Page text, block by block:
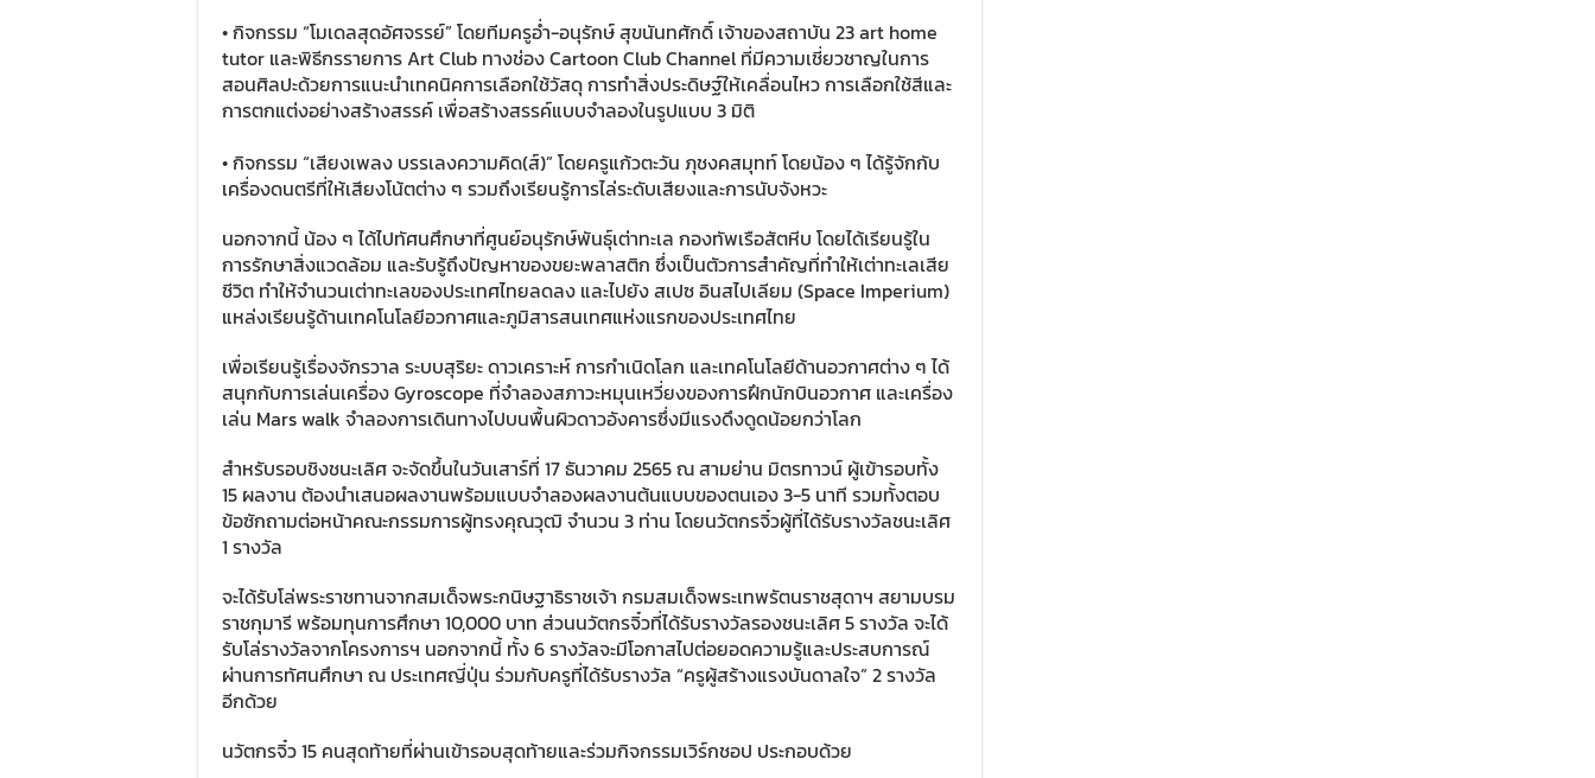
• กิจกรรม “โมเดลสุดอัศจรรย์” โดยทีมครูอ่ำ-อนุรักษ์ สุขนันทศักดิ์ เจ้าของสถาบัน 23 art home
tutor และพิธีกรรายการ Art Club ทางช่อง Cartoon Club Channel ที่มีความเชี่ยวชาญในการ
สอนศิลปะด้วยการแนะนำเทคนิคการเลือกใช้วัสดุ การทำสิ่งประดิษฐ์ให้เคลื่อนไหว การเลือกใช้สีและ
การตกแต่งอย่างสร้างสรรค์ เพื่อสร้างสรรค์แบบจำลองในรูปแบบ 3 มิติ
• กิจกรรม “เสียงเพลง บรรเลงความคิด(ส์)” โดยครูแก้วตะวัน ภุชงคสมุทท์ โดยน้อง ๆ ได้รู้จักกับ
เครื่องดนตรีที่ให้เสียงโน้ตต่าง ๆ รวมถึงเรียนรู้การไล่ระดับเสียงและการนับจังหวะ
นอกจากนี้ น้อง ๆ ได้ไปทัศนศึกษาที่ศูนย์อนุรักษ์พันธุ์เต่าทะเล กองทัพเรือสัตหีบ โดยได้เรียนรู้ใน
การรักษาสิ่งแวดล้อม และรับรู้ถึงปัญหาของขยะพลาสติก ซึ่งเป็นตัวการสำคัญที่ทำให้เต่าทะเลเสีย
ชีวิต ทำให้จำนวนเต่าทะเลของประเทศไทยลดลง และไปยัง สเปซ อินสไปเลียม (Space Imperium)
แหล่งเรียนรู้ด้านเทคโนโลยีอวกาศและภูมิสารสนเทศแห่งแรกของประเทศไทย
เพื่อเรียนรู้เรื่องจักรวาล ระบบสุริยะ ดาวเคราะห์ การกำเนิดโลก และเทคโนโลยีด้านอวกาศต่าง ๆ ได้
สนุกกับการเล่นเครื่อง Gyroscope ที่จำลองสภาวะหมุนเหวี่ยงของการฝึกนักบินอวกาศ และเครื่อง
เล่น Mars walk จำลองการเดินทางไปบนพื้นผิวดาวอังคารซึ่งมีแรงดึงดูดน้อยกว่าโลก
สำหรับรอบชิงชนะเลิศ จะจัดขึ้นในวันเสาร์ที่ 17 ธันวาคม 2565 ณ สามย่าน มิตรทาวน์ ผู้เข้ารอบทั้ง
15 ผลงาน ต้องนำเสนอผลงานพร้อมแบบจำลองผลงานต้นแบบของตนเอง 3-5 นาที รวมทั้งตอบ
ข้อซักถามต่อหน้าคณะกรรมการผู้ทรงคุณวุฒิ จำนวน 3 ท่าน โดยนวัตกรจิ๋วผู้ที่ได้รับรางวัลชนะเลิศ
1 รางวัล
จะได้รับโล่พระราชทานจากสมเด็จพระกนิษฐาธิราชเจ้า กรมสมเด็จพระเทพรัตนราชสุดาฯ สยามบรม
ราชกุมารี พร้อมทุนการศึกษา 10,000 บาท ส่วนนวัตกรจิ๋วที่ได้รับรางวัลรองชนะเลิศ 5 รางวัล จะได้
รับโล่รางวัลจากโครงการฯ นอกจากนี้ ทั้ง 6 รางวัลจะมีโอกาสไปต่อยอดความรู้และประสบการณ์
ผ่านการทัศนศึกษา ณ ประเทศญี่ปุ่น ร่วมกับครูที่ได้รับรางวัล “ครูผู้สร้างแรงบันดาลใจ” 2 รางวัล
อีกด้วย
นวัตกรจิ๋ว 15 คนสุดท้ายที่ผ่านเข้ารอบสุดท้ายและร่วมกิจกรรมเวิร์กชอป ประกอบด้วย